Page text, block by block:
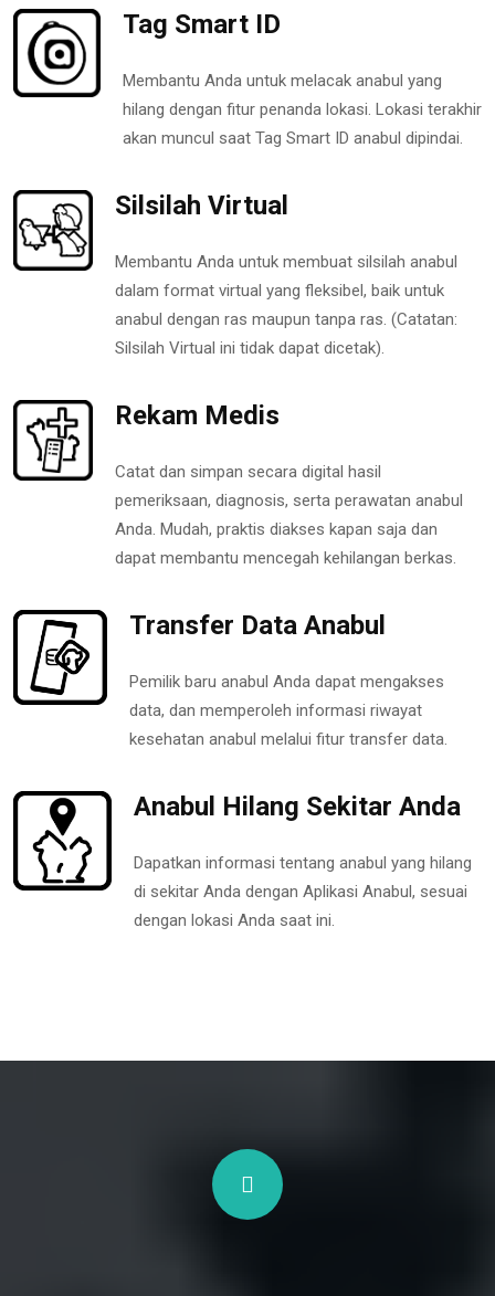
Tag Smart ID
Membantu Anda untuk melacak anabul yang
hilang dengan fitur penanda lokasi. Lokasi terakhir
akan muncul saat Tag Smart ID anabul dipindai.
Silsilah Virtual
Membantu Anda untuk membuat silsilah anabul
dalam format virtual yang fleksibel, baik untuk
anabul dengan ras maupun tanpa ras. (Catatan:
Silsilah Virtual ini tidak dapat dicetak).
Rekam Medis
Catat dan simpan secara digital hasil
pemeriksaan, diagnosis, serta perawatan anabul
Anda. Mudah, praktis diakses kapan saja dan
dapat membantu mencegah kehilangan berkas.
Transfer Data Anabul
Pemilik baru anabul Anda dapat mengakses
data, dan memperoleh informasi riwayat
kesehatan anabul melalui fitur transfer data.
Anabul Hilang Sekitar Anda
Dapatkan informasi tentang anabul yang hilang
di sekitar Anda dengan Aplikasi Anabul, sesuai
dengan lokasi Anda saat ini.